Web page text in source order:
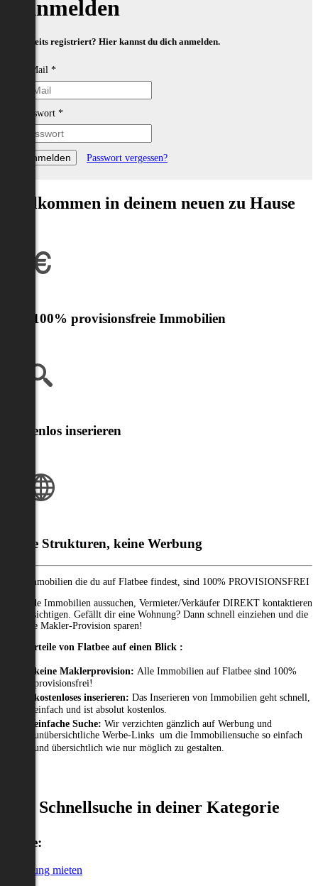
Anmelden
Bereits registriert? Hier kannst du dich anmelden.
E-Mail *
Passwort *
Passwort vergessen?
Willkommen in deinem neuen zu Hause
Nur 100% provisionsfreie Immobilien
Kostenlos inserieren
Klare Strukturen, keine Werbung
Alle Immobilien die du auf Flatbee findest, sind 100% PROVISIONSFREI
Passende Immobilien aussuchen, Vermieter/Verkäufer DIREKT kontaktieren
und besichtigen. Gefällt dir eine Wohnung? Dann schnell einziehen und die
gesamte Makler-Provision sparen!
Die Vorteile von Flatbee auf einen Blick :
keine Maklerprovision: Alle Immobilien auf Flatbee sind 100%
provisionsfrei!
kostenloses inserieren: Das Inserieren von Immobilien geht schnell,
einfach und ist absolut kostenlos.
einfache Suche: Wir verzichten gänzlich auf Werbung und
unübersichtliche Werbe-Links um die Immobiliensuche so einfach
und übersichtlich wie nur möglich zu gestalten.
Schnellsuche in deiner Kategorie
Miete:
Wohnung mieten